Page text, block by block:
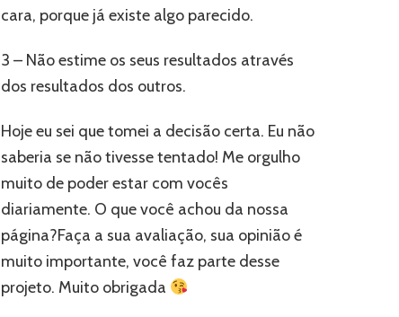
cara, porque já existe algo parecido.
3 – Não estime os seus resultados através
dos resultados dos outros.
Hoje eu sei que tomei a decisão certa. Eu não
saberia se não tivesse tentado! Me orgulho
muito de poder estar com vocês
diariamente. O que você achou da nossa
página?Faça a sua avaliação, sua opinião é
muito importante, você faz parte desse
projeto. Muito obrigada